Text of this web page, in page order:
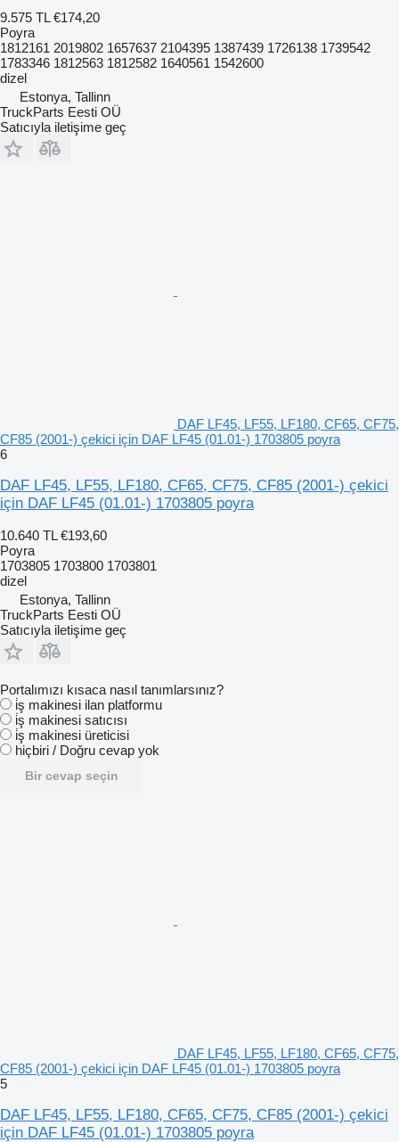
9.575 TL €174,20
Poyra
1812161 2019802 1657637 2104395 1387439 1726138 1739542
1783346 1812563 1812582 1640561 1542600
dizel
Estonya, Tallinn
TruckParts Eesti OÜ
Satıcıyla iletişime geç
DAF LF45, LF55, LF180, CF65, CF75,
CF85 (2001-) çekici için DAF LF45 (01.01-) 1703805 poyra
6
DAF LF45, LF55, LF180, CF65, CF75, CF85 (2001-) çekici
için DAF LF45 (01.01-) 1703805 poyra
10.640 TL €193,60
Poyra
1703805 1703800 1703801
dizel
Estonya, Tallinn
TruckParts Eesti OÜ
Satıcıyla iletişime geç
Portalımızı kısaca nasıl tanımlarsınız?
i̇ş makinesi ilan platformu
i̇ş makinesi satıcısı
i̇ş makinesi üreticisi
hiçbiri / Doğru cevap yok
Bir cevap seçin
DAF LF45, LF55, LF180, CF65, CF75,
CF85 (2001-) çekici için DAF LF45 (01.01-) 1703805 poyra
5
DAF LF45, LF55, LF180, CF65, CF75, CF85 (2001-) çekici
için DAF LF45 (01.01-) 1703805 poyra